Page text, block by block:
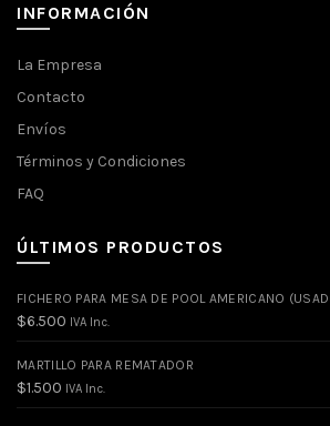
INFORMACIÓN
La Empresa
Contacto
Envíos
Términos y Condiciones
FAQ
ÚLTIMOS PRODUCTOS
FICHERO PARA MESA DE POOL AMERICANO
$6.500 IVA Inc.
MARTILLO PARA REMATADOR
$1.500 IVA Inc.